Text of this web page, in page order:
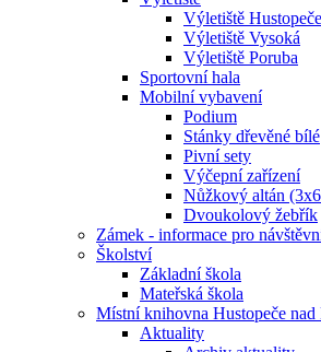
Výletiště
Výletiště Vysoká
Výletiště Poruba
Sportovní hala
Mobilní vybavení
Podium
Stánky dřevěné bílé
Pivní sety
Výčepní zařízení
Nůžkový altán
Dvoukolový žebřík
Zámek - informace pro
Školství
Základní škola
Mateřská škola
Místní knihovna Hustopeče nad
Aktuality